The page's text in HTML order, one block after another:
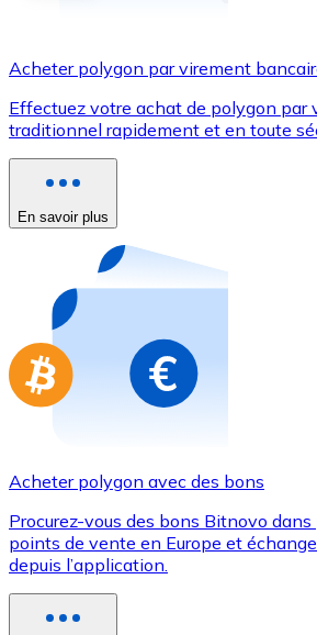
Carte de crédit / débit
Utilisez les cartes Visa et
Acheter avec carte
Nouveau
Achetez des cartes-cadeaux
Aller à la boutique de cartes-
Acheter polygon par virement
Effectuez votre achat de polygon par
traditionnel rapidement et en toute
En savoir plus
Acheter polygon avec des bons
Procurez-vous des bons Bitnovo
points de vente en Europe et
depuis l’application.